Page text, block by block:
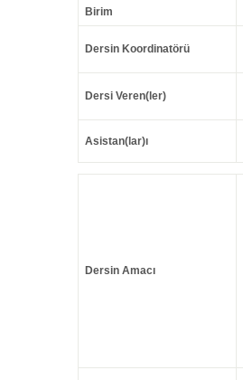
Birim
Dersin Koordinatörü
Dersi Veren(ler)
Asistan(lar)ı
Dersin Amacı